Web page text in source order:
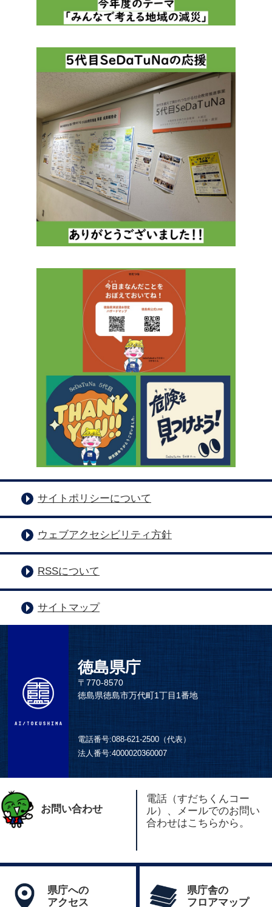
サイトポリシーについて
ウェブアクセシビリティ方針
RSSについて
サイトマップ
徳島県庁
〒770-8570
徳島県徳島市万代町1丁目1番地
電話番号:088-621-2500（代表）
法人番号:4000020360007
お問い合わせ
電話（すだちくんコー
ル）、メールでのお問い
合わせはこちらから。
県庁への
アクセス
県庁舎の
フロアマップ